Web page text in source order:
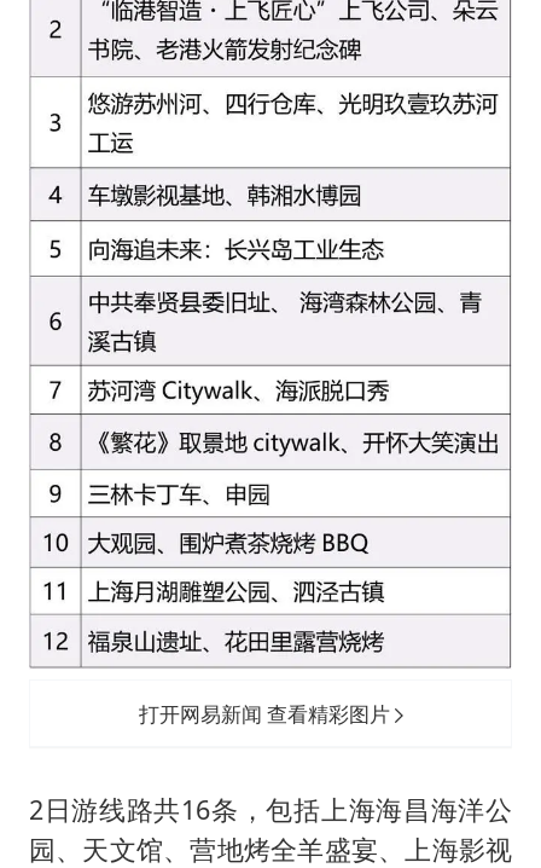
打开网易新闻 查看精彩图片
2日游线路共16条，包括上海海昌海洋公
园、天文馆、营地烤全羊盛宴、上海影视